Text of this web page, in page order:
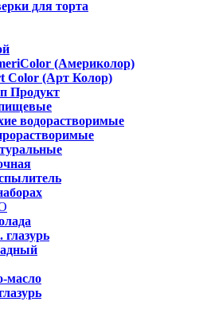
для торта
(Америколор)
Color (Арт Колор)
Продукт
водорастворимые
масло